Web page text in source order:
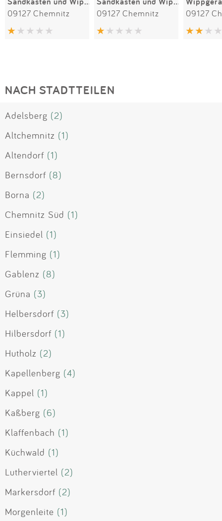
09127 Chemnitz 09127 Chemnitz 09127
NACH STADTTEILEN
Adelsberg (2)
Altchemnitz (1)
Altendorf (1)
Bernsdorf (8)
Borna (2)
Chemnitz Süd (1)
Einsiedel (1)
Flemming (1)
Gablenz (8)
Grüna (3)
Helbersdorf (3)
Hilbersdorf (1)
Hutholz (2)
Kapellenberg (4)
Kappel (1)
Kaßberg (6)
Klaffenbach (1)
Küchwald (1)
Lutherviertel (2)
Markersdorf (2)
Morgenleite (1)